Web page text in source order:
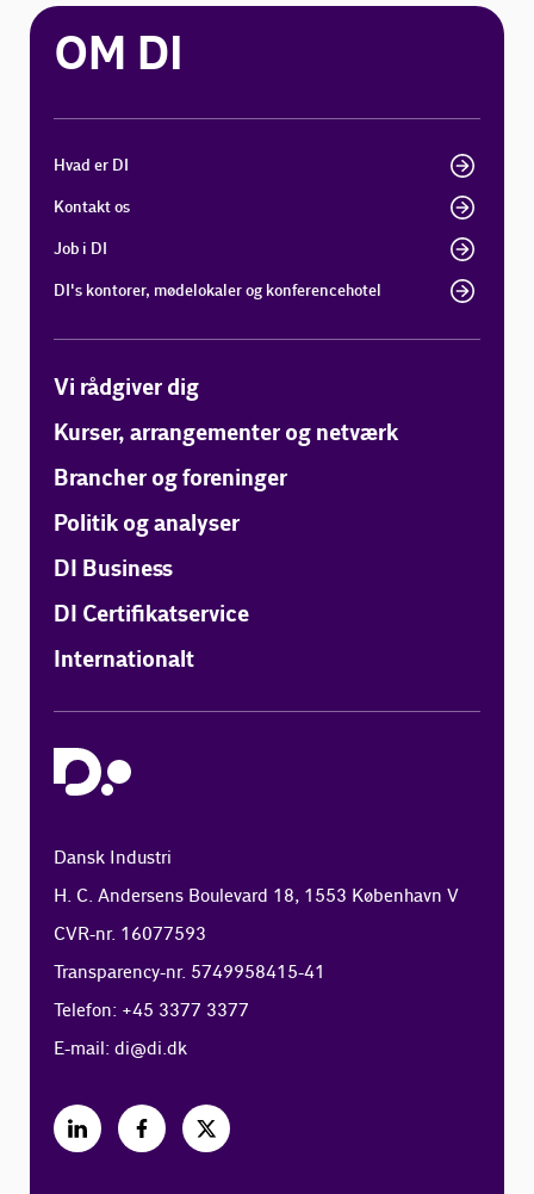
OM DI
Hvad er DI
Kontakt os
Job i DI
DI's kontorer, mødelokaler og konferencehotel
Vi rådgiver dig
Kurser, arrangementer og netværk
Brancher og foreninger
Politik og analyser
DI Business
DI Certifikatservice
Internationalt
Dansk Industri
H. C. Andersens Boulevard 18, 1553 København V
CVR-nr. 16077593
Transparency-nr. 5749958415-41
Telefon: +45 3377 3377
E-mail:di@di.dk